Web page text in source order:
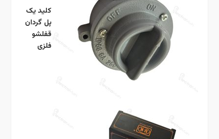
کلید یک
پل گردان
قفلشو
فلزی